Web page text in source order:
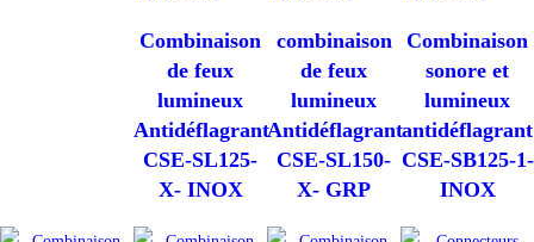
Combinaison
de feux
lumineux
Antidéflagrant
CSE-SL125-
X- INOX
combinaison
de feux
lumineux
Antidéflagrant
CSE-SL150-
X- GRP
Combinaison
sonore et
lumineux
antidéflagrant
CSE-SB125-1-
INOX